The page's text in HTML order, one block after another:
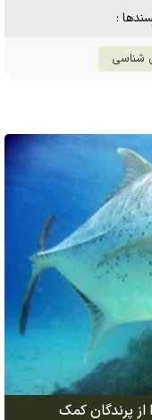
:
شناسی
پرندگان کمک